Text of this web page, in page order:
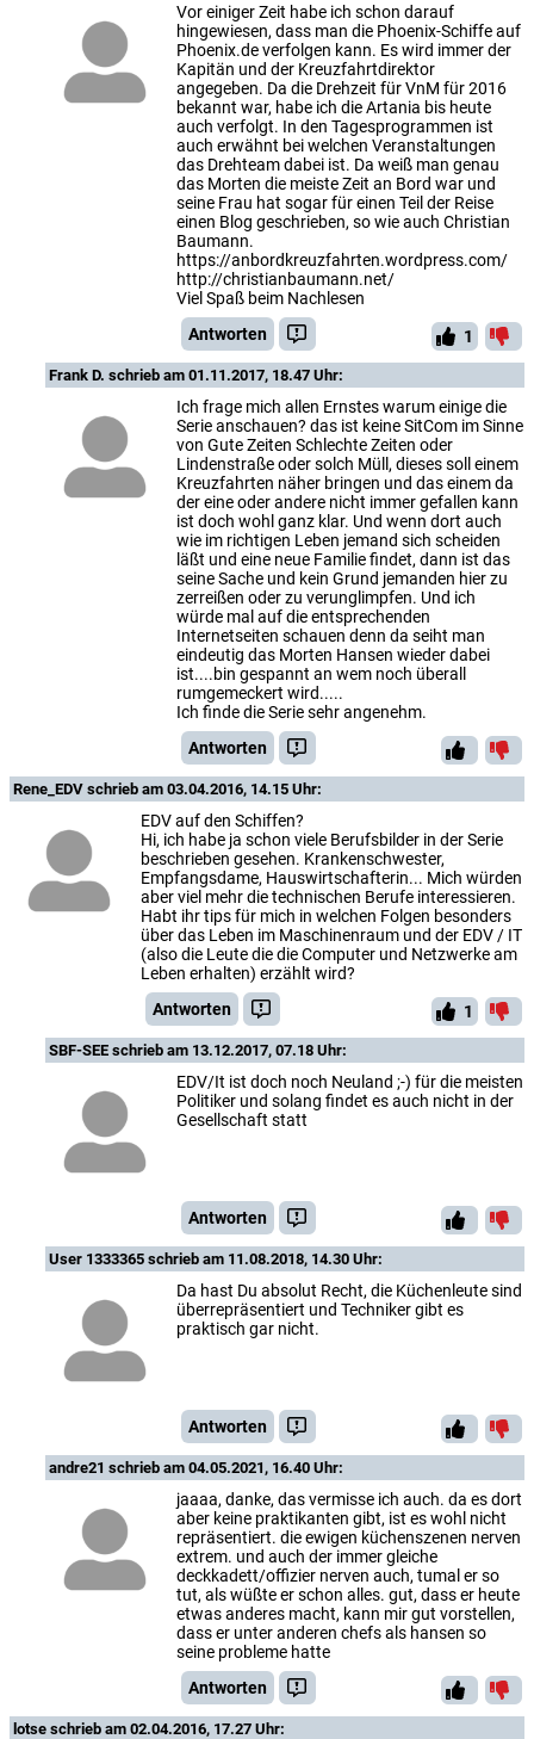
Vor einiger Zeit habe ich schon darauf
hingewiesen, dass man die Phoenix-Schiffe auf
Phoenix.de verfolgen kann. Es wird immer der
Kapitän und der Kreuzfahrtdirektor
angegeben. Da die Drehzeit für VnM für 2016
bekannt war, habe ich die Artania bis heute
auch verfolgt. In den Tagesprogrammen ist
auch erwähnt bei welchen Veranstaltungen
das Drehteam dabei ist. Da weiß man genau
das Morten die meiste Zeit an Bord war und
seine Frau hat sogar für einen Teil der Reise
einen Blog geschrieben, so wie auch Christian
Baumann.
https://anbordkreuzfahrten.wordpress.com/
http://christianbaumann.net/
Viel Spaß beim Nachlesen
Antworten
1
Frank D. schrieb am 01.11.2017, 18.47 Uhr:
Ich frage mich allen Ernstes warum einige die
Serie anschauen? das ist keine SitCom im Sinne
von Gute Zeiten Schlechte Zeiten oder
Lindenstraße oder solch Müll, dieses soll einem
Kreuzfahrten näher bringen und das einem da
der eine oder andere nicht immer gefallen kann
ist doch wohl ganz klar. Und wenn dort auch
wie im richtigen Leben jemand sich scheiden
läßt und eine neue Familie findet, dann ist das
seine Sache und kein Grund jemanden hier zu
zerreißen oder zu verunglimpfen. Und ich
würde mal auf die entsprechenden
Internetseiten schauen denn da seiht man
eindeutig das Morten Hansen wieder dabei
ist....bin gespannt an wem noch überall
rumgemeckert wird.....
Ich finde die Serie sehr angenehm.
Antworten
Rene_EDV schrieb am 03.04.2016, 14.15 Uhr:
EDV auf den Schiffen?
Hi, ich habe ja schon viele Berufsbilder in der Serie
beschrieben gesehen. Krankenschwester,
Empfangsdame, Hauswirtschafterin... Mich würden
aber viel mehr die technischen Berufe interessieren.
Habt ihr tips für mich in welchen Folgen besonders
über das Leben im Maschinenraum und der EDV / IT
(also die Leute die die Computer und Netzwerke am
Leben erhalten) erzählt wird?
Antworten
1
SBF-SEE schrieb am 13.12.2017, 07.18 Uhr:
EDV/It ist doch noch Neuland ;-) für die meisten
Politiker und solang findet es auch nicht in der
Gesellschaft statt
Antworten
User 1333365 schrieb am 11.08.2018, 14.30 Uhr:
Da hast Du absolut Recht, die Küchenleute sind
überrepräsentiert und Techniker gibt es
praktisch gar nicht.
Antworten
andre21 schrieb am 04.05.2021, 16.40 Uhr:
jaaaa, danke, das vermisse ich auch. da es dort
aber keine praktikanten gibt, ist es wohl nicht
repräsentiert. die ewigen küchenszenen nerven
extrem. und auch der immer gleiche
deckkadett/offizier nerven auch, tumal er so
tut, als wüßte er schon alles. gut, dass er heute
etwas anderes macht, kann mir gut vorstellen,
dass er unter anderen chefs als hansen so
seine probleme hatte
Antworten
lotse schrieb am 02.04.2016, 17.27 Uhr: